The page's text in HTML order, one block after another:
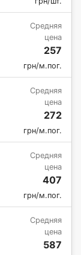
Средняя
цена
257
грн/м.пог.
Средняя
цена
272
грн/м.пог.
Средняя
цена
407
грн/м.пог.
Средняя
цена
587